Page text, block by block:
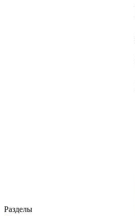
Разделы